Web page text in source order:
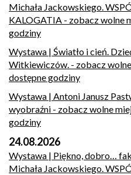
Michała Jackowskiego.
KALOGATIA - zobacz wolne
godziny
Wystawa | Światło i cień.
Witkiewiczów. - zobacz
dostępne godziny
Wystawa | Antoni Janusz
wyobraźni - zobacz wolne
godziny
24.08.2026
Wystawa | Piękno, dobro…
Michała Jackowskiego.